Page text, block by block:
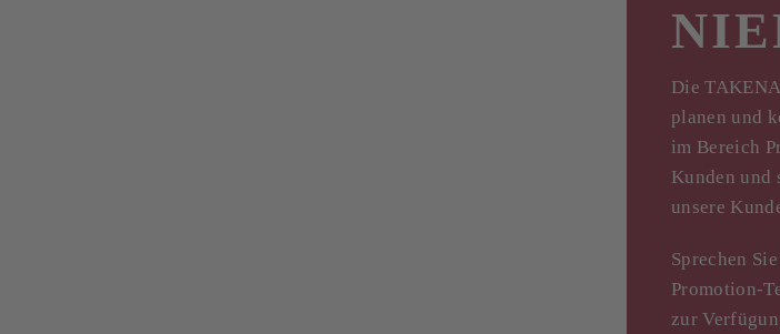
Die
planen und
im Bereich
Kunden und
unsere
Sprechen
Promotion-
zur